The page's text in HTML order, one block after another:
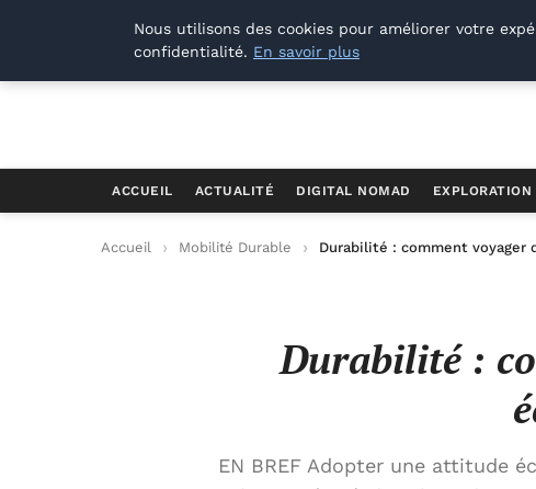
Offways.fr
ACCUEIL ACTUALITÉ DIGITAL NOMAD
Accueil Mobilité Durable Durabilité : comment voyager
Durabilité :
EN BREF Adopter une attitude
Nous utilisons des cookies pour améliorer votre
confidentialité. En savoir plus